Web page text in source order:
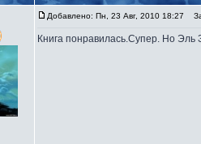
Добавлено: Пн, 23 Авг, 2010 18:27
Книга понравилась.Супер. Но Эль